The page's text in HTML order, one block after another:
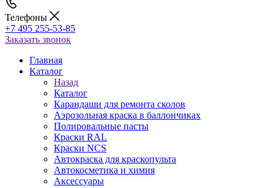
Телефоны
+7 495 255-53-85
Заказать звонок
Главная
Каталог
Назад
Каталог
Карандаши для ремонта сколов
Аэрозольная краска в баллончиках
Полировальные пасты
Краски RAL
Краски NCS
Автокраска для краскопульта
Автокосметика и химия
Аксессуары